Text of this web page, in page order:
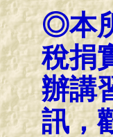
◎本
稅捐
辦講
訊，